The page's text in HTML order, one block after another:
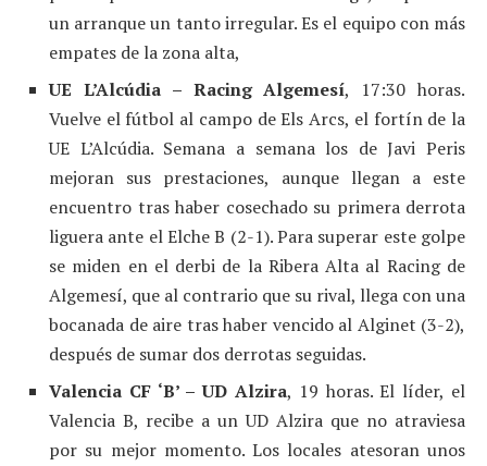
un arranque un tanto irregular. Es el equipo con más
empates de la zona alta,
UE L’Alcúdia – Racing Algemesí, 17:30 horas.
Vuelve el fútbol al campo de Els Arcs, el fortín de la
UE L’Alcúdia. Semana a semana los de Javi Peris
mejoran sus prestaciones, aunque llegan a este
encuentro tras haber cosechado su primera derrota
liguera ante el Elche B (2-1). Para superar este golpe
se miden en el derbi de la Ribera Alta al Racing de
Algemesí, que al contrario que su rival, llega con una
bocanada de aire tras haber vencido al Alginet (3-2),
después de sumar dos derrotas seguidas.
Valencia CF ‘B’ – UD Alzira, 19 horas. El líder, el
Valencia B, recibe a un UD Alzira que no atraviesa
por su mejor momento. Los locales atesoran unos